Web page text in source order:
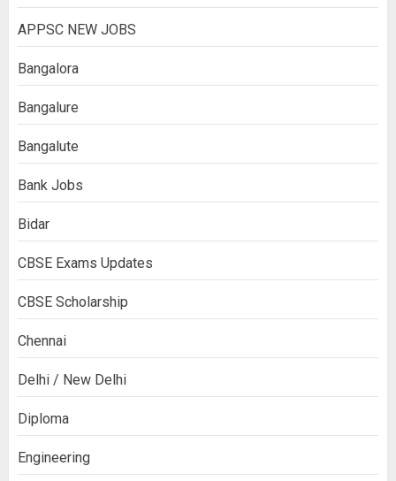
APPSC NEW JOBS
Bangalora
Bangalure
Bangalute
Bank Jobs
Bidar
CBSE Exams Updates
CBSE Scholarship
Chennai
Delhi / New Delhi
Diploma
Engineering